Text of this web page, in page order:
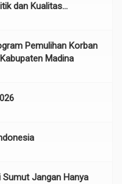
dan Kualitas
Pemulihan Korban
Madina
Sumut Jangan Hanya